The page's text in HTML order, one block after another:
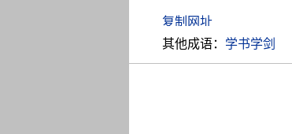
其他成语： 学书学剑